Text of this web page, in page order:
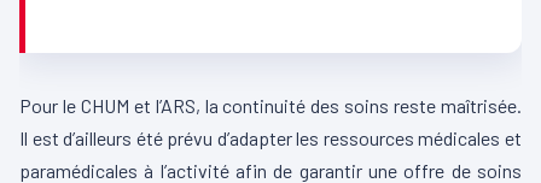
Pour le CHUM et l’ARS, la continuité des soins reste maîtrisée.
Il est d’ailleurs été prévu d’adapter les ressources médicales et
paramédicales à l’activité afin de garantir une offre de soins